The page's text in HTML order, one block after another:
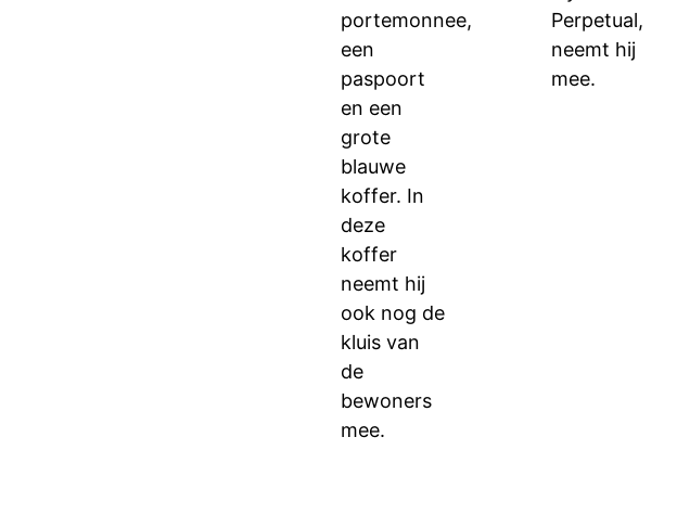
portemonnee,
een
paspoort
en een
grote
blauwe
koffer. In
deze
koffer
neemt hij
ook nog de
kluis van
de
bewoners
mee.
Perpetual,
neemt hij
mee.